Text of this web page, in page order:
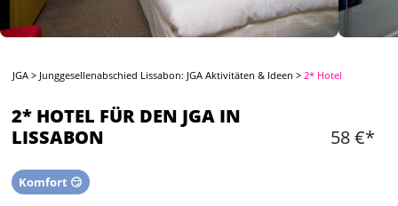
JGA > Junggesellenabschied Lissabon: JGA Aktivitäten & Ideen >2* Hotel
2* HOTEL FÜR DEN JGA IN
LISSABON
58 €*
Komfort 😏